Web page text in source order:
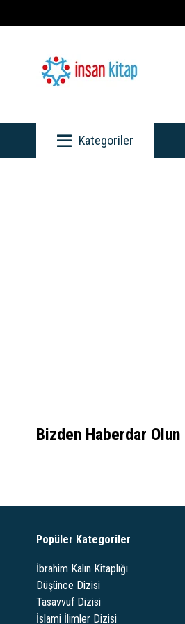
Kategoriler
Bizden Haberdar Olun
Popüler Kategoriler
İbrahim Kalın Kitaplığı
Düşünce Dizisi
Tasavvuf Dizisi
İslami İlimler Dizisi